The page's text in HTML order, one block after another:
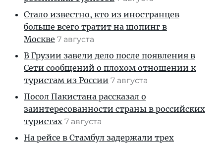
Стало известно, кто из иностранцев
больше всего тратит на шопинг в
Москве 7 августа
В Грузии завели дело после появления в
Сети сообщений о плохом отношении к
туристам из России 7 августа
Посол Пакистана рассказал о
заинтересованности страны в российских
туристах 7 августа
На рейсе в Стамбул задержали трех